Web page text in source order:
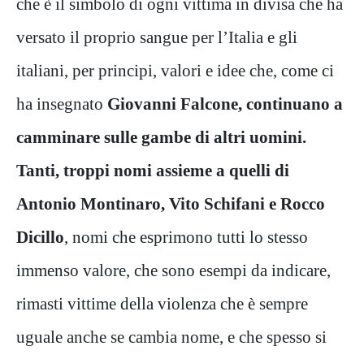
versato il proprio sangue per l’Italia e gli
italiani, per principi, valori e idee che, come ci
ha insegnato Giovanni Falcone, continuano a
camminare sulle gambe di altri uomini.
Tanti, troppi nomi assieme a quelli di
Antonio Montinaro, Vito Schifani e Rocco
Dicillo, nomi che esprimono tutti lo stesso
immenso valore, che sono esempi da indicare,
rimasti vittime della violenza che è sempre
uguale anche se cambia nome, e che spesso si